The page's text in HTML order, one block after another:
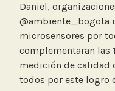
Daniel,
@ambiente_bogota
microsensores por
complementaran las
medición de calidad
todos por este logro